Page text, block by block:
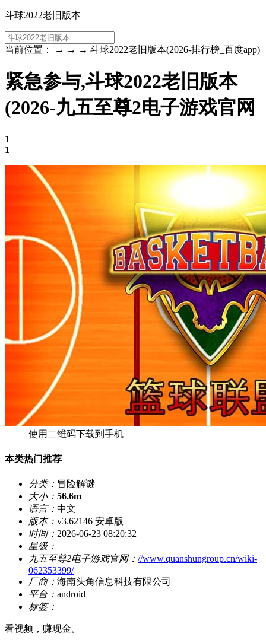
斗球2022老旧版本
当前位置： → → → 斗球2022老旧版本(2026-排行榜_百度app)
紧急参与,斗球2022老旧版本
(2026-九五至尊2电子游戏官网
1
1
使用二维码下载到手机
本类热门推荐
分类： 冒险解谜
大小： 56.6m
语言： 中文
版本： v3.62146 安卓版
时间： 2026-06-23 08:20:32
星级：
九五至尊2电子游戏官网： //www.quanshungroup.cn/wiki-
062353399/
厂商： 海南头角信息科技有限公司
平台： android
标签：
看视频，赚现金。